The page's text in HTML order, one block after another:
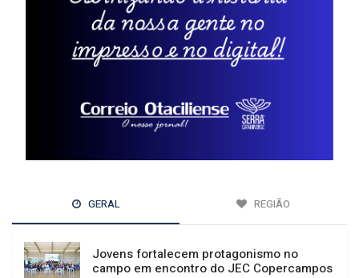
GERAL REGIÃO
Jovens fortalecem protagonismo no
campo em encontro do JEC Copercampos